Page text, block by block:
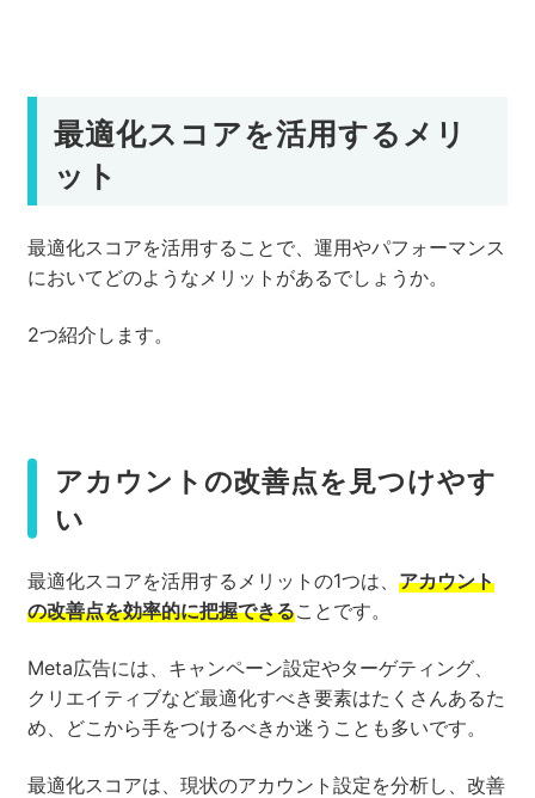
最適化スコアを活用するメリ
ット
最適化スコアを活用することで、運用やパフォーマンス
においてどのようなメリットがあるでしょうか。
2つ紹介します。
アカウントの改善点を見つけやす
い
最適化スコアを活用するメリットの1つは、 アカウント
の改善点を効率的に把握できることです。
Meta広告には、キャンペーン設定やターゲティング、
クリエイティブなど最適化すべき要素はたくさんあるた
め、どこから手をつけるべきか迷うことも多いです。
最適化スコアは、現状のアカウント設定を分析し、改善